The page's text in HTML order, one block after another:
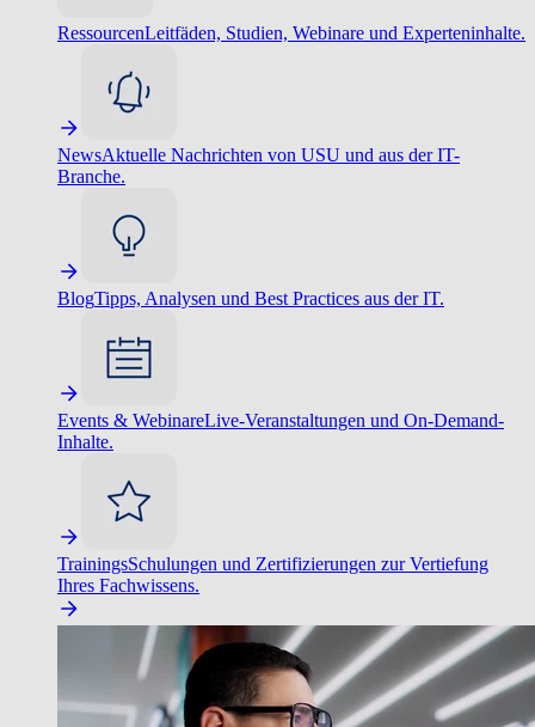
RessourcenLeitfäden, Studien, Webinare und Experteninhalte.
NewsAktuelle Nachrichten von USU und aus der IT-
Branche.
BlogTipps, Analysen und Best Practices aus der IT.
Events & WebinareLive-Veranstaltungen und On-Demand-
Inhalte.
TrainingsSchulungen und Zertifizierungen zur Vertiefung
Ihres Fachwissens.